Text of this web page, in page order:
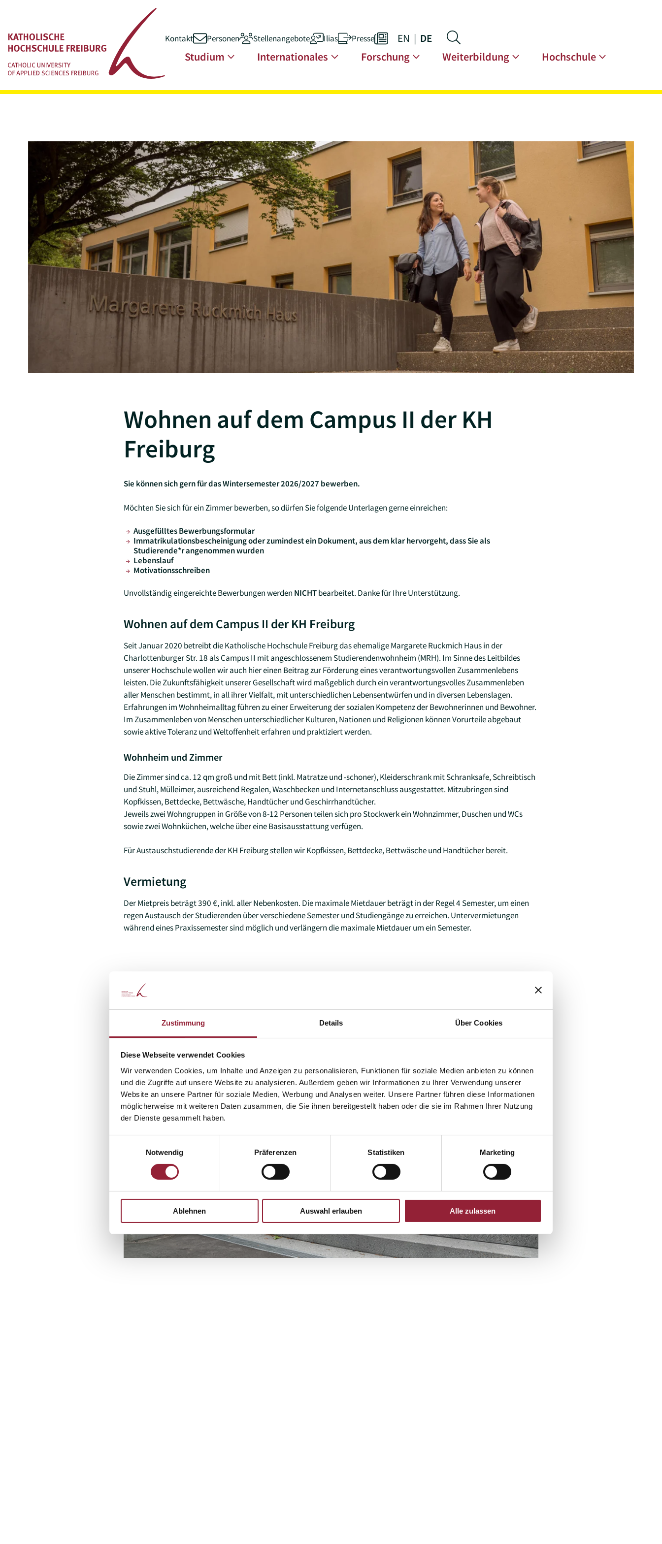
Zustimmung Details Über Cookies
Diese Webseite verwendet Cookies
Wir verwenden Cookies, um Inhalte und Anzeigen zu personalisieren, Funktionen für soziale Medien anbieten zu können
und die Zugriffe auf unsere Website zu analysieren. Außerdem geben wir Informationen zu Ihrer Verwendung unserer
Website an unsere Partner für soziale Medien, Werbung und Analysen weiter. Unsere Partner führen diese Informationen
möglicherweise mit weiteren Daten zusammen, die Sie ihnen bereitgestellt haben oder die sie im Rahmen Ihrer Nutzung
der Dienste gesammelt haben.
Notwendig
Präferenzen Statistiken Marketing
Ablehnen Auswahl erlauben Alle zulassen
Zum Inhalt springen Hauptnavigation
Kontakt Personen Stellenangebote Ilias Presse EN DE
Studium Internationales Forschung Weiterbildung Hochschule
Wohnen auf dem Campus II der KH
Freiburg
Sie können sich gern für das Wintersemester 2026/2027 bewerben.
Möchten Sie sich für ein Zimmer bewerben, so dürfen Sie folgende Unterlagen gerne einreichen:
Ausgefülltes Bewerbungsformular
Immatrikulationsbescheinigung oder zumindest ein Dokument, aus dem klar hervorgeht, dass Sie als
Studierende*r angenommen wurden
Lebenslauf
Motivationsschreiben
Unvollständig eingereichte Bewerbungen werden NICHTbearbeitet. Danke für Ihre Unterstützung.
Wohnen auf dem Campus II der KH Freiburg
Seit Januar 2020 betreibt die Katholische Hochschule Freiburg das ehemalige Margarete Ruckmich Haus in der
Charlottenburger Str. 18 als Campus II mit angeschlossenem Studierendenwohnheim (MRH). Im Sinne des Leitbildes
unserer Hochschule wollen wir auch hier einen Beitrag zur Förderung eines verantwortungsvollen Zusammenlebens
leisten. Die Zukunftsfähigkeit unserer Gesellschaft wird maßgeblich durch ein verantwortungsvolles Zusammenleben
aller Menschen bestimmt, in all ihrer Vielfalt, mit unterschiedlichen Lebensentwürfen und in diversen Lebenslagen.
Erfahrungen im Wohnheimalltag führen zu einer Erweiterung der sozialen Kompetenz der Bewohnerinnen und Bewohner.
Im Zusammenleben von Menschen unterschiedlicher Kulturen, Nationen und Religionen können Vorurteile abgebaut
sowie aktive Toleranz und Weltoffenheit erfahren und praktiziert werden.
Wohnheim und Zimmer
Die Zimmer sind ca. 12 qm groß und mit Bett (inkl. Matratze und -schoner), Kleiderschrank mit Schranksafe, Schreibtisch
und Stuhl, Mülleimer, ausreichend Regalen, Waschbecken und Internetanschluss ausgestattet. Mitzubringen sind
Kopfkissen, Bettdecke, Bettwäsche, Handtücher und Geschirrhandtücher.
Jeweils zwei Wohngruppen in Größe von 8-12 Personen teilen sich pro Stockwerk ein Wohnzimmer, Duschen und WCs
sowie zwei Wohnküchen, welche über eine Basisausstattung verfügen.
Für Austauschstudierende der KH Freiburg stellen wir Kopfkissen, Bettdecke, Bettwäsche und Handtücher bereit.
Vermietung
Der Mietpreis beträgt 390 €, inkl. aller Nebenkosten. Die maximale Mietdauer beträgt in der Regel 4 Semester, um einen
regen Austausch der Studierenden über verschiedene Semester und Studiengänge zu erreichen. Untervermietungen
während eines Praxissemester sind möglich und verlängern die maximale Mietdauer um ein Semester.